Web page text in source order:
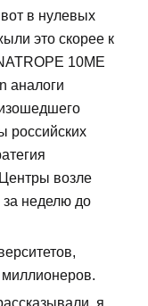
в нулевых
это скорее к
10ME
аналоги
российских
возле
неделю до
я